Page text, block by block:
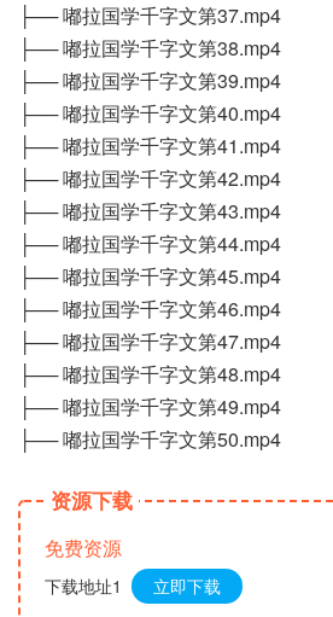
├── 嘟拉国学千字文第37.mp4
├── 嘟拉国学千字文第38.mp4
├── 嘟拉国学千字文第39.mp4
├── 嘟拉国学千字文第40.mp4
├── 嘟拉国学千字文第41.mp4
├── 嘟拉国学千字文第42.mp4
├── 嘟拉国学千字文第43.mp4
├── 嘟拉国学千字文第44.mp4
├── 嘟拉国学千字文第45.mp4
├── 嘟拉国学千字文第46.mp4
├── 嘟拉国学千字文第47.mp4
├── 嘟拉国学千字文第48.mp4
├── 嘟拉国学千字文第49.mp4
├── 嘟拉国学千字文第50.mp4
资源下载
免费资源
下载地址1 立即下载